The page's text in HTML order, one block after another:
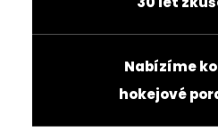
Nabízíme
hokejové